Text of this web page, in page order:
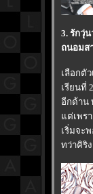
3. รักวุ่
ถนอมส
เลือกตั
เรียนที่
อีกด้าน
ต่เพรา
เริ่มจะ
ทว่าคิริ